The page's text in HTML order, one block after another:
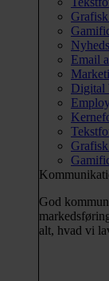
Email
Digital
God
alt, hvad vi